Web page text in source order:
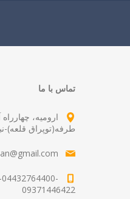
تماس با ما
ارومیه،
طرفه(توپراق قلعه)-
09371446422